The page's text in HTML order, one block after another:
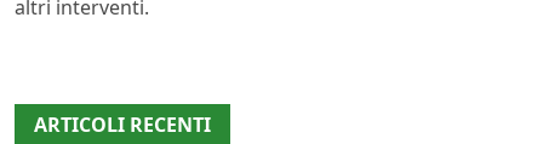
altri interventi.
ARTICOLI RECENTI